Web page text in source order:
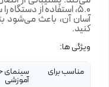
5.0، استفاده از
آسان آن، باعث می‌شود
کنید.
ویژگی ها:
مناسب برای
سینمای
آموزشی